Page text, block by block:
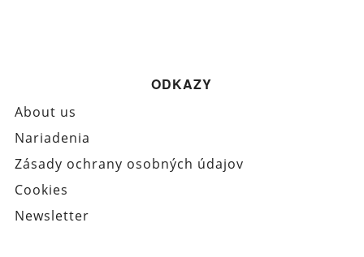
ODKAZY
About us
Nariadenia
Zásady ochrany osobných údajov
Cookies
Newsletter